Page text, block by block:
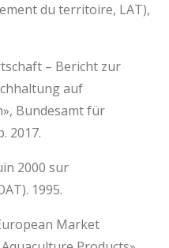
du territoire, LAT),
– Bericht zur
auf
Bundesamt für
2017.
2000 sur
1995.
Market